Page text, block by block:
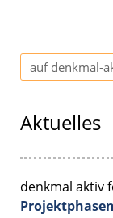
Aktuelles
denkmal aktiv
Projektphasen